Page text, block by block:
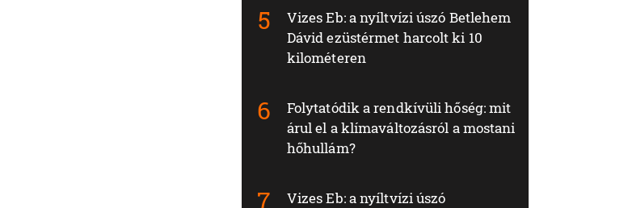
Vizes Eb: a nyíltvízi úszó Betlehem
Dávid ezüstérmet harcolt ki 10
kilométeren
Folytatódik a rendkívüli hőség: mit
árul el a klímaváltozásról a mostani
hőhullám?
Vizes Eb: a nyíltvízi úszó